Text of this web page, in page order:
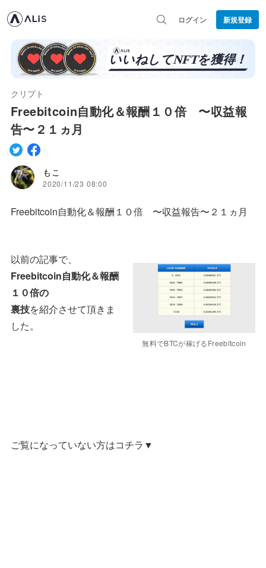
ログイン 新規登録
クリプト
Freebitcoin自動化＆報酬１０倍 〜収益報
告〜２１ヵ月
もこ
2020/11/23 08:00
Freebitcoin自動化＆報酬１０倍 〜収益報告〜２１ヵ月
無料でBTCが稼げるFreebitcoin
以前の記事で、
Freebitcoin自動化＆報酬
１０倍の
裏技を紹介させて頂きま
した。
ご覧になっていない方はコチラ▼